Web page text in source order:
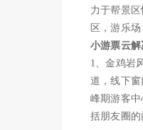
力于帮景
区，游乐
小游票云解
1、金鸡岩
道，线下
峰期游客
括朋友圈的